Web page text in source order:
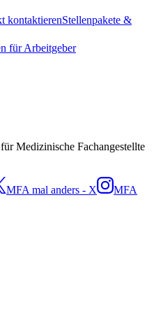
kontaktierenStellenpakete &
für Arbeitgeber
Medizinische Fachangestellte
MFA mal anders - X
MFA